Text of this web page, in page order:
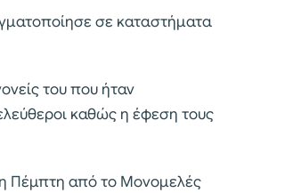
σε καταστήματα
του που ήταν
καθώς η έφεση τους
Πέμπτη από το Μονομελές